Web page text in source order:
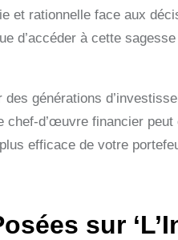
et rationnelle face aux
d’accéder à cette
générations
chef-d’œuvre financier
efficace de votre
sur